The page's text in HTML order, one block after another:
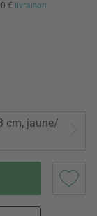
€ livraison
cm, jaune/